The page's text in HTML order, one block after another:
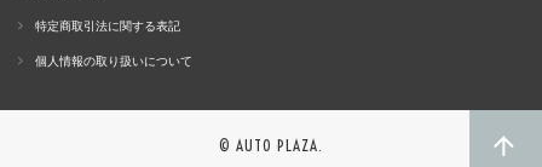
特定商取引法に関する表記
個人情報の取り扱いについて
© AUTO PLAZA.